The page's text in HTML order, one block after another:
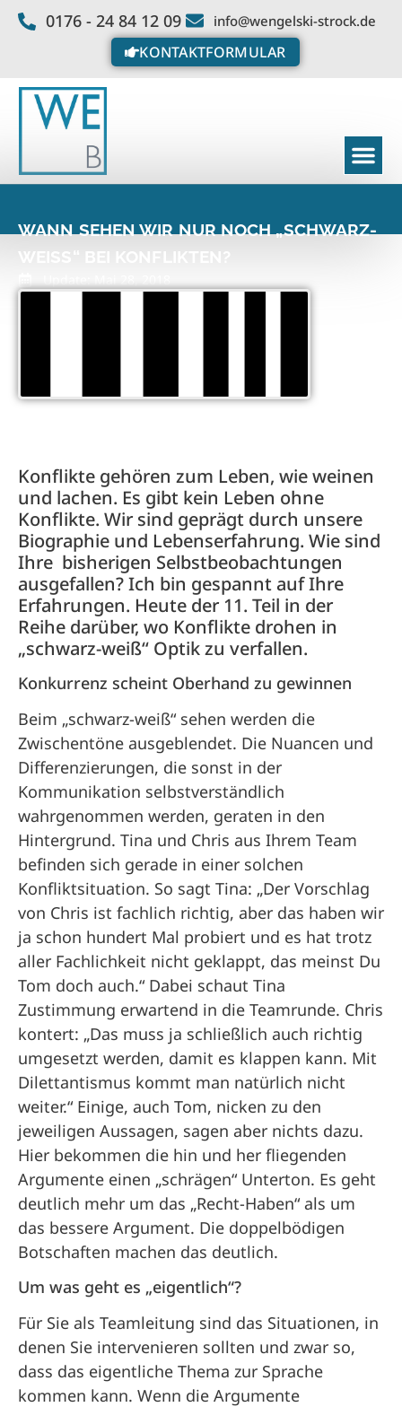
0176 - 24 84 12 09 info@wengelski-strock.de
KONTAKTFORMULAR
WANN SEHEN WIR NUR NOCH „SCHWARZ-
Konflikte gehören zum Leben, wie weinen
und lachen. Es gibt kein Leben ohne
Konflikte. Wir sind geprägt durch unsere
Biographie und Lebenserfahrung. Wie sind
Ihre bisherigen Selbstbeobachtungen
ausgefallen? Ich bin gespannt auf Ihre
Erfahrungen. Heute der 11. Teil in der
Reihe darüber, wo Konflikte drohen in
„schwarz-weiß“ Optik zu verfallen.
Konkurrenz scheint Oberhand zu gewinnen
Beim „schwarz-weiß“ sehen werden die
Zwischentöne ausgeblendet. Die Nuancen und
Differenzierungen, die sonst in der
Kommunikation selbstverständlich
wahrgenommen werden, geraten in den
Hintergrund. Tina und Chris aus Ihrem Team
befinden sich gerade in einer solchen
Konfliktsituation. So sagt Tina: „Der Vorschlag
von Chris ist fachlich richtig, aber das haben wir
ja schon hundert Mal probiert und es hat trotz
aller Fachlichkeit nicht geklappt, das meinst Du
Tom doch auch.“ Dabei schaut Tina
Zustimmung erwartend in die Teamrunde. Chris
kontert: „Das muss ja schließlich auch richtig
umgesetzt werden, damit es klappen kann. Mit
Dilettantismus kommt man natürlich nicht
weiter.“ Einige, auch Tom, nicken zu den
jeweiligen Aussagen, sagen aber nichts dazu.
Hier bekommen die hin und her fliegenden
Argumente einen „schrägen“ Unterton. Es geht
deutlich mehr um das „Recht-Haben“ als um
das bessere Argument. Die doppelbödigen
Botschaften machen das deutlich.
Um was geht es „eigentlich“?
Für Sie als Teamleitung sind das Situationen, in
denen Sie intervenieren sollten und zwar so,
dass das eigentliche Thema zur Sprache
kommen kann. Wenn die Argumente